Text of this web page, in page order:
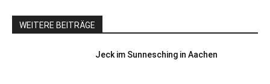
WEITERE BEITRÄGE
Jeck im Sunnesching in Aachen